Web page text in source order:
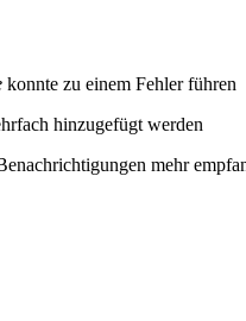
konnte zu einem Fehler führen
hinzugefügt werden
mehr